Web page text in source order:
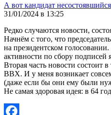
А вот кандидат несостоявшийся
31/01/2024 в 13:25
Редко случаются новости,
Начнём с того, что
на президентском
активности по сбору подписей
Вторая часть новости состоит
ВВХ. И у меня возникает
(даже если бы они ему были
Не самая здоровая идея: в 64